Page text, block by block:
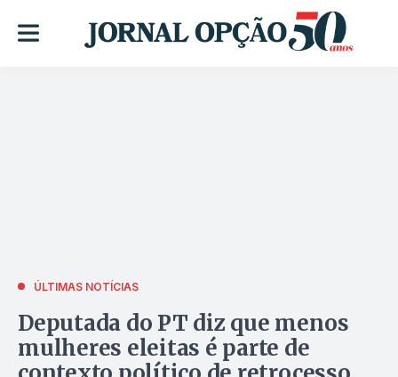
ÚLTIMAS NOTÍCIAS
Deputada do PT diz que menos
mulheres eleitas é parte de